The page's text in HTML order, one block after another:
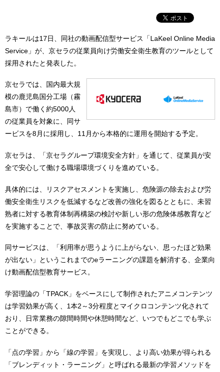
ラキールは17日、同社の動画配信型サービス「LaKeel Online Media
Service」が、京セラの従業員向け労働安全衛生教育のツールとして
採用されたと発表した。
京セラでは、国内最大規
模の鹿児島国分工場（霧
島市）で働く約5000人
の従業員を対象に、同サ
ービスを8月に採用し、11月から本格的に運用を開始する予定。
京セラは、「京セラグループ環境安全方針」を通じて、従業員が安
全で安心して働ける職場環境づくりを進めている。
具体的には、リスクアセスメントを実施し、危険源の除去および労
働安全衛生リスクを低減するなど改善の強化を図るとともに、未習
熟者に対する教育体制再構築の検討や新しい形の危険体感教育など
を実施することで、事故災害の防止に努めている。
同サービスは、「利用率が思うように上がらない、思ったほど効果
が出ない」というこれまでのeラーニングの課題を解消する、企業向
け動画配信型教育サービス。
学習理論の「TPACK」をベースにして制作されたアニメコンテンツ
は学習効果が高く、1本2～3分程度とマイクロコンテンツ化されて
おり、日常業務の隙間時間や休憩時間など、いつでもどこでも学ぶ
ことができる。
「点の学習」から「線の学習」を実現し、より高い効果が得られる
「ブレンディット・ラーニング」と呼ばれる最新の学習メソッドを